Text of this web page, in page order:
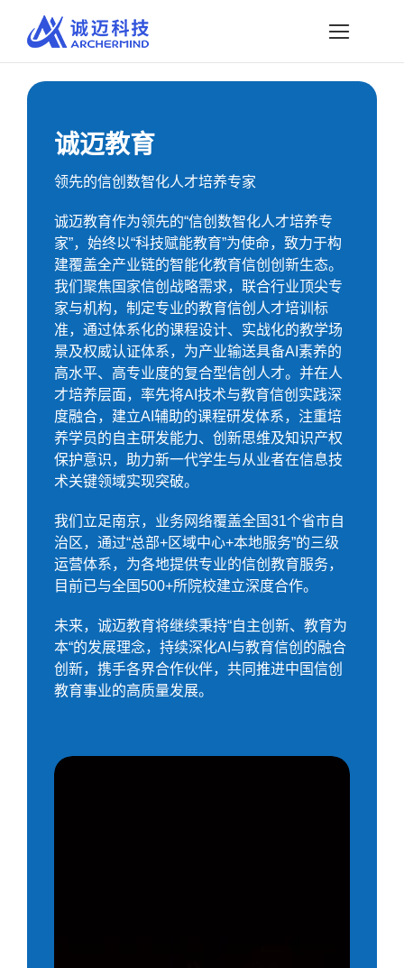
诚迈教育
领先的信创数智化人才培养专家
诚迈教育作为领先的“信创数智化人才培养专
家”，始终以“科技赋能教育”为使命，致力于构
建覆盖全产业链的智能化教育信创创新生态。
我们聚焦国家信创战略需求，联合行业顶尖专
家与机构，制定专业的教育信创人才培训标
准，通过体系化的课程设计、实战化的教学场
景及权威认证体系，为产业输送具备AI素养的
高水平、高专业度的复合型信创人才。并在人
才培养层面，率先将AI技术与教育信创实践深
度融合，建立AI辅助的课程研发体系，注重培
养学员的自主研发能力、创新思维及知识产权
保护意识，助力新一代学生与从业者在信息技
术关键领域实现突破。
我们立足南京，业务网络覆盖全国31个省市自
治区，通过“总部+区域中心+本地服务”的三级
运营体系，为各地提供专业的信创教育服务，
目前已与全国500+所院校建立深度合作。
未来，诚迈教育将继续秉持“自主创新、教育为
本“的发展理念，持续深化AI与教育信创的融合
创新，携手各界合作伙伴，共同推进中国信创
教育事业的高质量发展。